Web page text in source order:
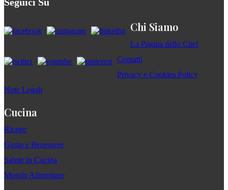
Chi Siamo
La Pagina dello Chef
Contatti
Privacy e Cookies Policy
Note Legali
Cucina
Ricette
Gusto e Benessere
Salute in Cucina
Mondo Alimentare